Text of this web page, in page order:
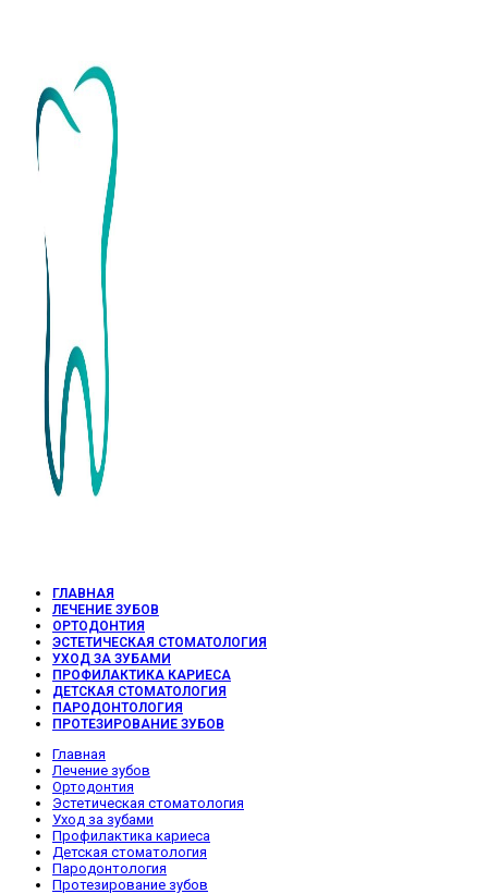
ГЛАВНАЯ
ЛЕЧЕНИЕ ЗУБОВ
ОРТОДОНТИЯ
ЭСТЕТИЧЕСКАЯ СТОМАТОЛОГИЯ
УХОД ЗА ЗУБАМИ
ПРОФИЛАКТИКА КАРИЕСА
ДЕТСКАЯ СТОМАТОЛОГИЯ
ПАРОДОНТОЛОГИЯ
ПРОТЕЗИРОВАНИЕ ЗУБОВ
Переключите
кнопку,
чтобы
развернуть
свернуть
меню
Главная
Лечение зубов
Ортодонтия
Эстетическая стоматология
Уход за зубами
Профилактика кариеса
Детская стоматология
Пародонтология
Протезирование зубов